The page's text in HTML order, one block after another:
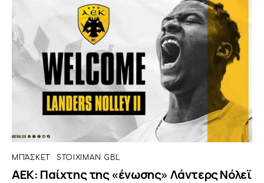
ΜΠΆΣΚΕΤ STOIXIMAN GBL
ΑΕΚ: Παίχτης της «ένωσης» Λάντερς Νόλεϊ